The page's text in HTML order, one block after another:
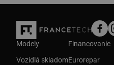
Modely
Vozidlá skladom
Financovanie
Eurorepar